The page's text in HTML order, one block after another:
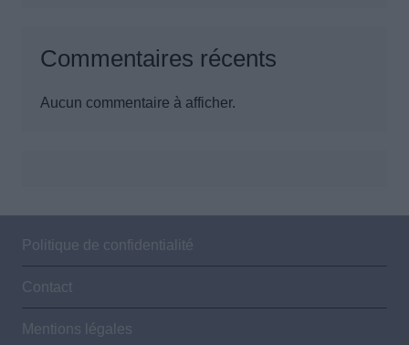
Commentaires récents
Aucun commentaire à afficher.
Politique de confidentialité
Contact
Mentions légales